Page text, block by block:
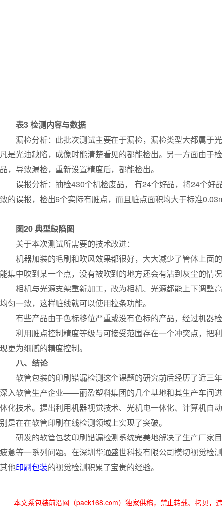
表3 检测内容与数据
漏检分析：此批次测试主要在于漏检，漏检类型大都属于
凡是光油缺陷，成像时能清楚看见的都能检出。另一方面由于
品，导致漏检，重新设置精度后，都能检出。
误报分析：抽检430个机检废品， 有24个好品，将24个好
致的误报，检出6个实际有脏点，而且脏点面积均大于标准
图20 典型缺陷图
关于本次测试所需要的技术改进：
机器加装的毛刷和吹风效果都很好，大大减少了管体上面
能集中吹到某一个点，没有被吹到的地方还会有沾到灰尘的情
相机与光源支架重新加工，改为相机、光源都能上下调整
均匀一致，这样脏线就可以使用拉条功能。
有些产品由于色标移位严重或没有色标的产品，经过机器
利用脏点控制精度等级与可接受范围存在一个冲突点，把
现更为细腻的精度控制。
八、结论
软管包装的印刷错漏检测这个课题的研究前后经历了近三
深入软管生产企业——丽盈塑料集团的几个基地和其生产车间
体化技术。提出利用机器视觉技术、光机电一体化、计算机自
别是在在软管印刷在线检测领域上实现了突破。
研发的软管包装印刷错漏检测系统完美地解决了生产厂家
疲惫等一系列问题。在深圳华通盛世科技有限公司模切视觉检
其他印刷包装的视觉检测积累了宝贵的经验。
本文系包装前沿网（pack168.com）独家供稿，禁止转载、拷贝，